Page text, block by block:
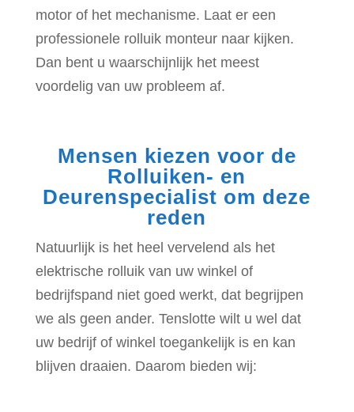
motor of het mechanisme. Laat er een
professionele rolluik monteur naar kijken.
Dan bent u waarschijnlijk het meest
voordelig van uw probleem af.
Mensen kiezen voor de
Rolluiken- en
Deurenspecialist om deze
reden
Natuurlijk is het heel vervelend als het
elektrische rolluik van uw winkel of
bedrijfspand niet goed werkt, dat begrijpen
we als geen ander. Tenslotte wilt u wel dat
uw bedrijf of winkel toegankelijk is en kan
blijven draaien. Daarom bieden wij: